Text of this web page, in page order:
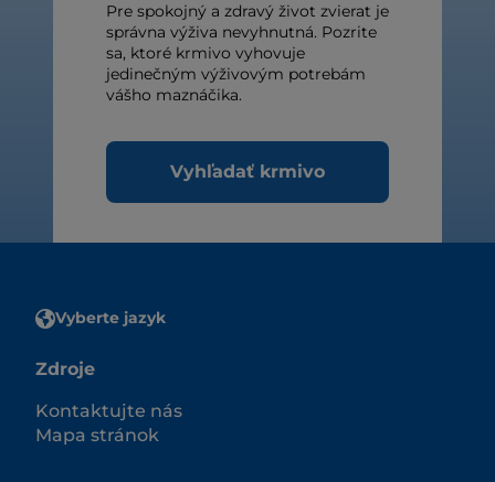
Pre spokojný a zdravý život zvierat je
správna výživa nevyhnutná. Pozrite
sa, ktoré krmivo vyhovuje
jedinečným výživovým potrebám
vášho maznáčika.
Vyhľadať krmivo
Vyberte jazyk
Zdroje
Kontaktujte nás
Mapa stránok